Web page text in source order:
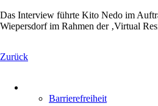
Das Interview führte Kito Nedo im
Wiepersdorf im Rahmen der ‚Virtual
Zurück
überspringen
Barrierefreiheit